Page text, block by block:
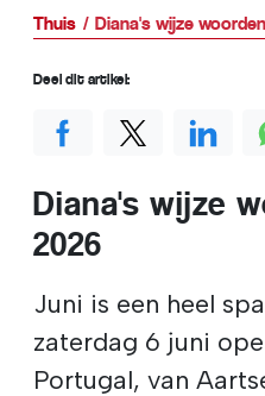
Thuis Diana's wijze
Diana's wijze
2026
Juni is een heel
zaterdag 6 juni
Portugal, van
Deel dit artikel: